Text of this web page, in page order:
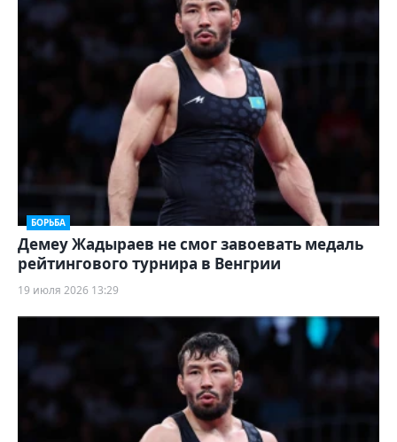
БОРЬБА
Демеу Жадыраев не смог завоевать медаль
рейтингового турнира в Венгрии
19 июля 2026 13:29